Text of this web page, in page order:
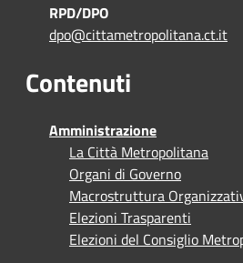
RPD/DPO
dpo@cittametropolitana.ct.it
Contenuti
Amministrazione
La Città Metropolitana
Organi di Governo
Macrostruttura
Elezioni Trasparenti
Elezioni del Consiglio